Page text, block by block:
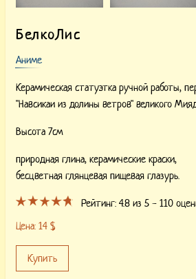
БелкоЛис
Аниме
Керамическая статуэтка ручной работы,
"Навсикаи из долины ветров" великого
Высота 7см
природная глина, керамические краски,
бесцветная глянцевая пищевая глазурь.
Рейтинг:4.8 из 5 -110
Цена: 14 $
Купить